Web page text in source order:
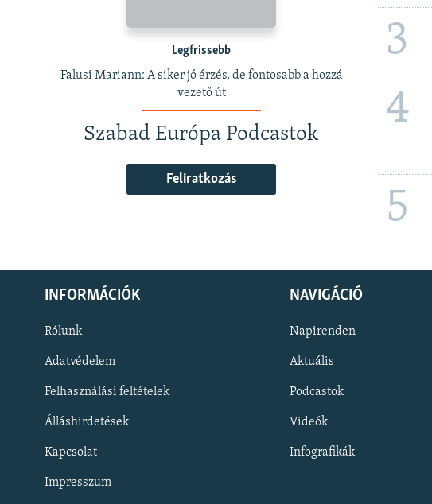
Legfrissebb
Falusi Mariann: A siker jó érzés, de fontosabb a hozzá
vezető út
Szabad Európa Podcastok
Feliratkozás
3
4
5
INFORMÁCIÓK
Rólunk
Adatvédelem
Felhasználási feltételek
Álláshirdetések
Kapcsolat
Impresszum
NAVIGÁCIÓ
Napirenden
Aktuális
Podcastok
Videók
Infografikák